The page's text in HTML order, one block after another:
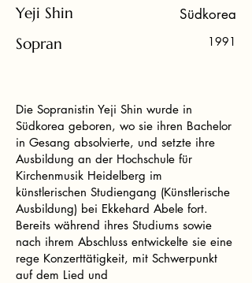
Yeji Shin Südkorea
Sopran 1991
Die Sopranistin Yeji Shin wurde in
Südkorea geboren, wo sie ihren Bachelor
in Gesang absolvierte, und setzte ihre
Ausbildung an der Hochschule für
Kirchenmusik Heidelberg im
künstlerischen Studiengang (Künstlerische
Ausbildung) bei Ekkehard Abele fort.
Bereits während ihres Studiums sowie
nach ihrem Abschluss entwickelte sie eine
rege Konzerttätigkeit, mit Schwerpunkt
auf dem Lied und